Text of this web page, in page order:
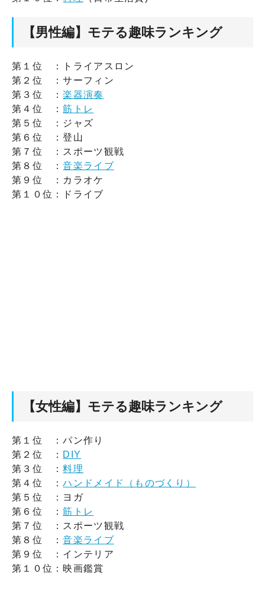
【男性編】モテる趣味ランキング
第１位 ：トライアスロン
第２位 ：サーフィン
第３位 ：楽器演奏
第４位 ：筋トレ
第５位 ：ジャズ
第６位 ：登山
第７位 ：スポーツ観戦
第８位 ：音楽ライブ
第９位 ：カラオケ
第１０位：ドライブ
【女性編】モテる趣味ランキング
第１位 ：パン作り
第２位 ： DIY
第３位 ：料理
第４位 ：ハンドメイド（ものづくり）
第５位 ：ヨガ
第６位 ：筋トレ
第７位 ：スポーツ観戦
第８位 ：音楽ライブ
第９位 ：インテリア
第１０位：映画鑑賞